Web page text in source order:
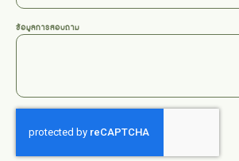
ข้อมูลการสอบถาม